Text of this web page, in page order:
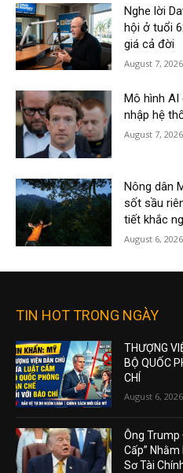
Nghe lời
hội ở tuổi
giá cả đời
August 7, 2026
Mô hình
nhập hệ
August 7, 2026
Nông dân
sốt sầu
tiết khắc
August 6, 2026
TIN HOT TRONG NGÀY
THƯỢNG
BỘ QUỐC
CHÍ
August 6, 2026
Ông Trump
Cấp”
Sơ Tài